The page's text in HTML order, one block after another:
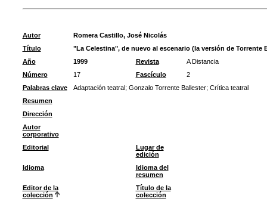
Autor
Romera Castillo, José Nicolás
Título
"La Celestina", de nuevo al escenario (la versión de Torrente
Año
1999 Revista
A Distancia
Número
17 Fascículo
2
Palabras clave
Adaptación teatral; Gonzalo Torrente Ballester; Crítica teatral
Resumen
Dirección
Autor
corporativo
Editorial
Lugar de
edición
Idioma
Idioma del
resumen
Editor de la
colección
Título de la
colección